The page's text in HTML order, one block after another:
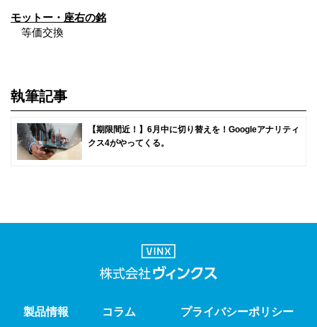
モットー・座右の銘
等価交換
執筆記事
【期限間近！】6月中に切り替えを！Googleアナリティ
クス4がやってくる。
製品情報 コラム プライバシーポリシー